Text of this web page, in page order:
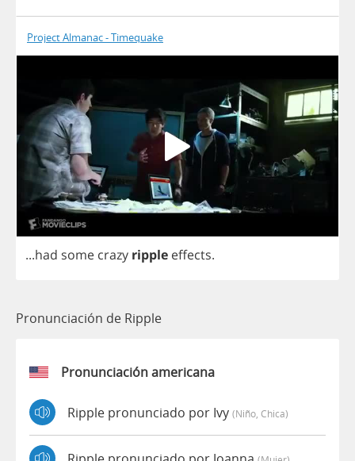
Project Almanac - Timequake
...had some crazy ripple effects.
Pronunciación de Ripple
Pronunciación americana
Ripple pronunciado por Ivy (niño, Chica)